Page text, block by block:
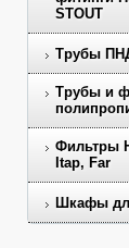
STOUT
Трубы
Трубы и
Фильтры
Itap, Far
Шкафы